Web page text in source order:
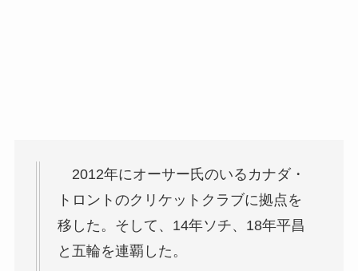
2012年にオーサー氏のいるカナダ・
トロントのクリケットクラブに拠点を
移した。そして、14年ソチ、18年平昌
と五輪を連覇した。